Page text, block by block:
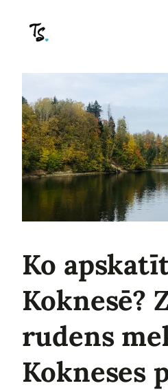
Ko
Koknesē?
rudens
Kokneses